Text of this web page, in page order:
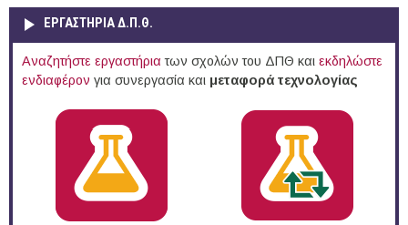
ΕΡΓΑΣΤΗΡΙΑ Δ.Π.Θ.
Αναζητήστε εργαστήρια των σχολών του ΔΠΘ και εκδηλώστε
ενδιαφέρον για συνεργασία και μεταφορά τεχνολογίας